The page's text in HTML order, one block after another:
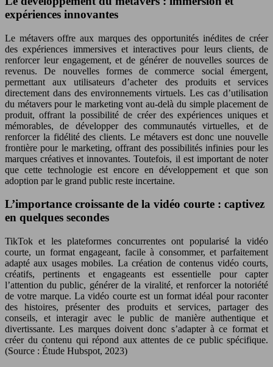
expériences innovantes
Le métavers offre aux marques des opportunités inédites de créer
des expériences immersives et interactives pour leurs clients, de
renforcer leur engagement, et de générer de nouvelles sources de
revenus. De nouvelles formes de commerce social émergent,
permettant aux utilisateurs d’acheter des produits et services
directement dans des environnements virtuels. Les cas d’utilisation
du métavers pour le marketing vont au-delà du simple placement de
produit, offrant la possibilité de créer des expériences uniques et
mémorables, de développer des communautés virtuelles, et de
renforcer la fidélité des clients. Le métavers est donc une nouvelle
frontière pour le marketing, offrant des possibilités infinies pour les
marques créatives et innovantes. Toutefois, il est important de noter
que cette technologie est encore en développement et que son
adoption par le grand public reste incertaine.
L’importance croissante de la vidéo courte : captivez
en quelques secondes
TikTok et les plateformes concurrentes ont popularisé la vidéo
courte, un format engageant, facile à consommer, et parfaitement
adapté aux usages mobiles. La création de contenus vidéo courts,
créatifs, pertinents et engageants est essentielle pour capter
l’attention du public, générer de la viralité, et renforcer la notoriété
de votre marque. La vidéo courte est un format idéal pour raconter
des histoires, présenter des produits et services, partager des
conseils, et interagir avec le public de manière authentique et
divertissante. Les marques doivent donc s’adapter à ce format et
créer du contenu qui répond aux attentes de ce public spécifique.
(Source : Étude Hubspot, 2023)